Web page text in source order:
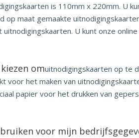
is 110mm x 220mm. U
op maat gemaakte
U kunt onze
omuitnodigingskaarten op te
voor het maken van
papier voor het drukken van
voor mijn